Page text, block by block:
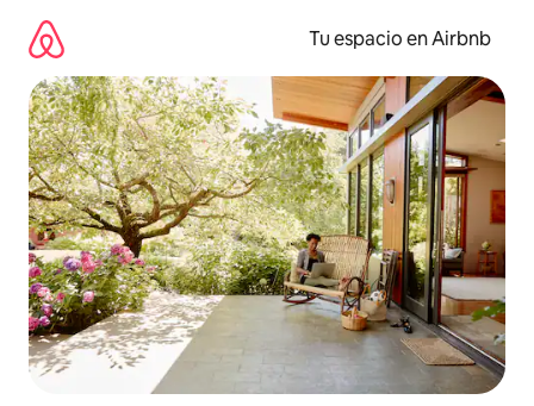
contenido
Tu espacio en Airbnb